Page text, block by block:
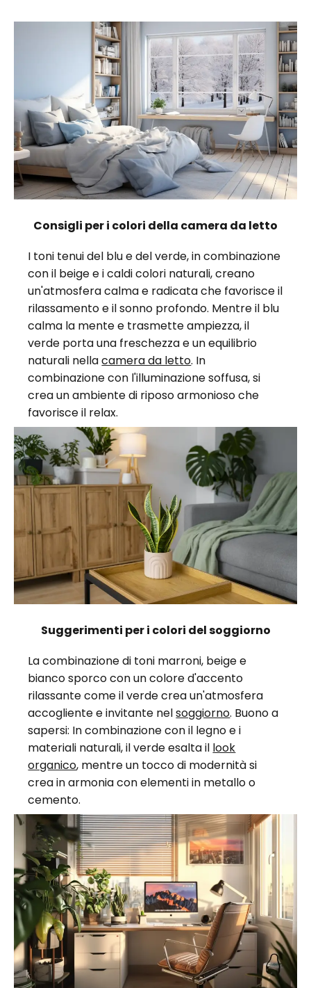
Consigli per i colori della camera da letto
I toni tenui del blu e del verde, in combinazione
con il beige e i caldi colori naturali, creano
un'atmosfera calma e radicata che favorisce il
rilassamento e il sonno profondo. Mentre il blu
calma la mente e trasmette ampiezza, il
verde porta una freschezza e un equilibrio
naturali nellacamera da letto. In
combinazione con l'illuminazione soffusa, si
crea un ambiente di riposo armonioso che
favorisce il relax.
Suggerimenti per i colori del soggiorno
La combinazione di toni marroni, beige e
bianco sporco con un colore d'accento
rilassante come il verde crea un'atmosfera
accogliente e invitante nelsoggiorno. Buono a
sapersi: In combinazione con il legno e i
materiali naturali, il verde esalta il look
organico, mentre un tocco di modernità si
crea in armonia con elementi in metallo o
cemento.